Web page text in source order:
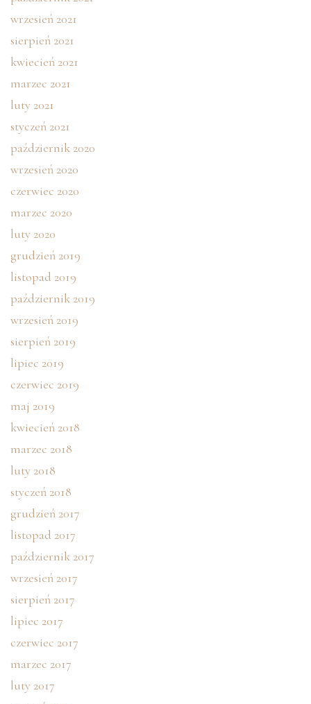
wrzesień 2021
sierpień 2021
kwiecień 2021
marzec 2021
luty 2021
styczeń 2021
październik 2020
wrzesień 2020
czerwiec 2020
marzec 2020
luty 2020
grudzień 2019
listopad 2019
październik 2019
wrzesień 2019
sierpień 2019
lipiec 2019
czerwiec 2019
maj 2019
kwiecień 2018
marzec 2018
luty 2018
styczeń 2018
grudzień 2017
listopad 2017
październik 2017
wrzesień 2017
sierpień 2017
lipiec 2017
czerwiec 2017
marzec 2017
luty 2017